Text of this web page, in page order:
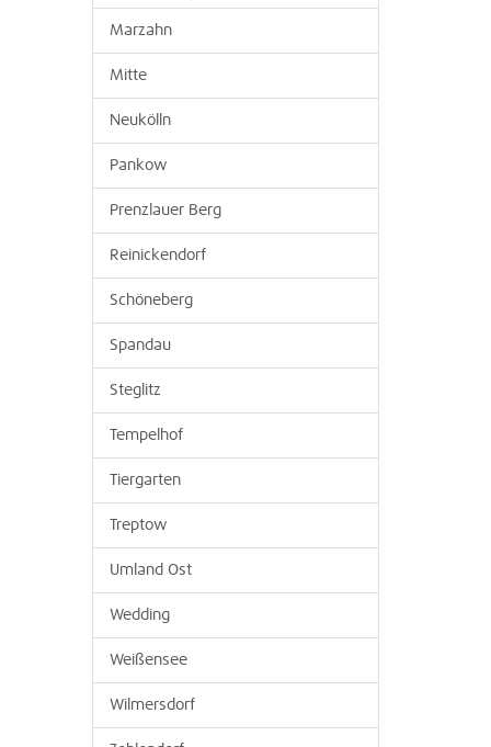
Marzahn
Mitte
Neukölln
Pankow
Prenzlauer Berg
Reinickendorf
Schöneberg
Spandau
Steglitz
Tempelhof
Tiergarten
Treptow
Umland Ost
Wedding
Weißensee
Wilmersdorf